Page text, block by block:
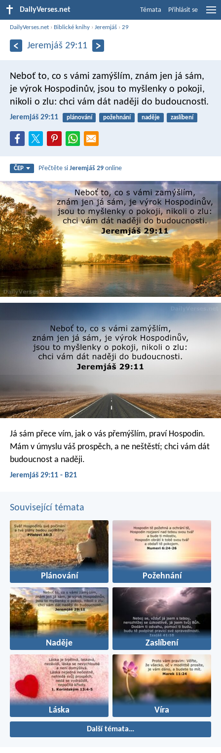
DailyVerses.net Témata Přihlásit se
DailyVerses.net › Biblické knihy ›Jeremjáš ›29
Jeremjáš 29:11
Neboť to, co s vámi zamýšlím, znám jen já sám,
je výrok Hospodinův, jsou to myšlenky o pokoji,
nikoli o zlu: chci vám dát naději do budoucnosti.
Jeremjáš 29:11 plánování požehnání naděje zaslíbení
ČEP Přečtěte siJeremjáš 29 online
Já sám přece vím, jak o vás přemýšlím, praví Hospodin.
Mám v úmyslu váš prospěch, a ne neštěstí; chci vám dát
budoucnost a naději.
Jeremjáš 29:11 - B21
Související témata
Plánování Požehnání
Naděje Zaslíbení
Láska Víra
Další témata…